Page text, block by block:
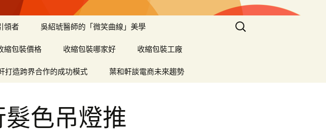
領者 吳紹琥醫師的「微笑曲線」美學
縮包裝價格 收縮包裝哪家好 收縮包裝工廠
打造跨界合作的成功模式 葉和軒談電商未來趨勢
搜
尋
髮色吊燈推